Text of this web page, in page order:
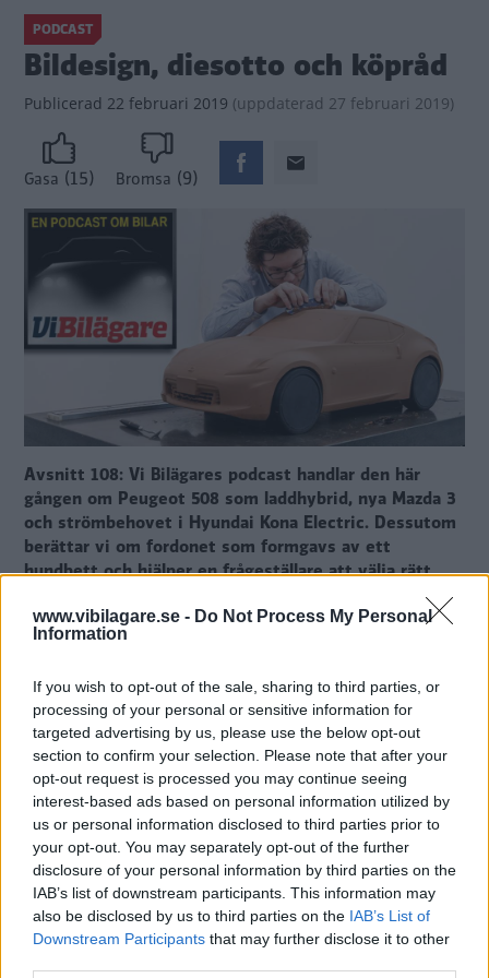
www.vibilagare.se - Do Not Process My Personal
Information
If you wish to opt-out of the sale, sharing to third parties, or
processing of your personal or sensitive information for
targeted advertising by us, please use the below opt-out
section to confirm your selection. Please note that after your
opt-out request is processed you may continue seeing
interest-based ads based on personal information utilized by
us or personal information disclosed to third parties prior to
your opt-out. You may separately opt-out of the further
disclosure of your personal information by third parties on the
IAB’s list of downstream participants. This information may
also be disclosed by us to third parties on the IAB’s List of
Downstream Participants that may further disclose it to other
PODCAST
Bildesign, diesotto och köpråd
Publicerad 22 februari 2019 (uppdaterad 27 februari 2019)
Gasa (15) Bromsa (9)
Avsnitt 108: Vi Bilägares podcast handlar den här
gången om Peugeot 508 som laddhybrid, nya Mazda 3
och strömbehovet i Hyundai Kona Electric. Dessutom
berättar vi om fordonet som formgavs av ett
hundbett och hjälper en frågeställare att välja rätt
Text
Fotograf
Nissan
Tryck på playoch lyssna in Vi Bilägares
podcast. I det här avsnittet hör du
redaktionsmedlemmarna Anders Helgesson,
Tommy Wahlström och Maria Dahlin.